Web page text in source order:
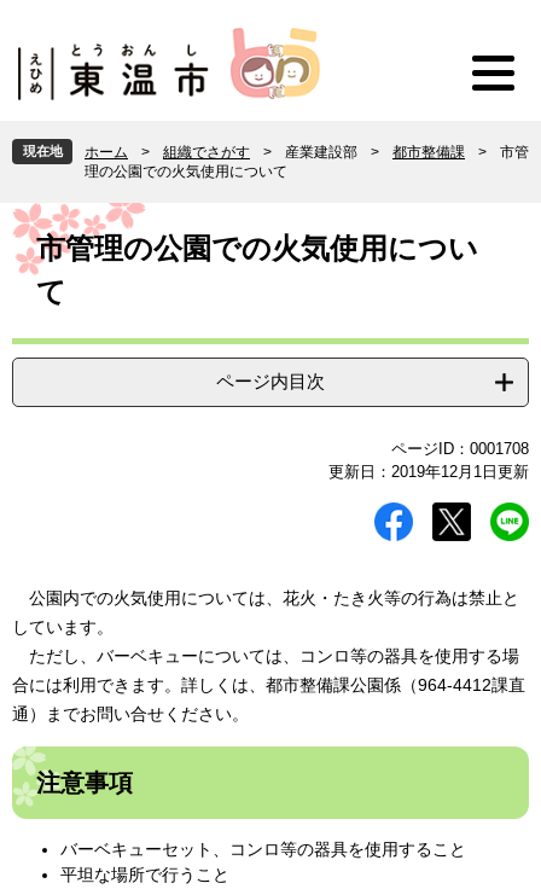
頭
で
。
飛
ば
て
本
現在地 ホーム > 組織でさがす > 産業建設部 > 都市整備課 >
市管
理の公園での火気使用について
本
文 市管理の公園での火気使用につい
て
ページ内目次
ページID：0001708
更新日：2019年12月1日更新
公園内での火気使用については、花火・たき火等の行為は禁止と
しています。
ただし、バーベキューについては、コンロ等の器具を使用する場
合には利用できます。詳しくは、都市整備課公園係（964-4412課直
通）までお問い合せください。
注意事項
バーベキューセット、コンロ等の器具を使用すること
平坦な場所で行うこと